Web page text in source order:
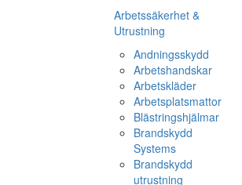
Arbetssäkerhet &
Utrustning
Andningsskydd
Arbetshandskar
Arbetskläder
Arbetsplatsmattor
Blästringshjälmar
Brandskydd
Systems
Brandskydd
utrustning